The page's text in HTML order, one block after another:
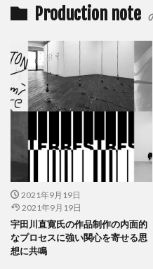
Production note
2021年9月19日
2021年9月19日
宇田川直寛氏の作品制作の内面的
なプロセスに強い関心を寄せる思
想に共鳴